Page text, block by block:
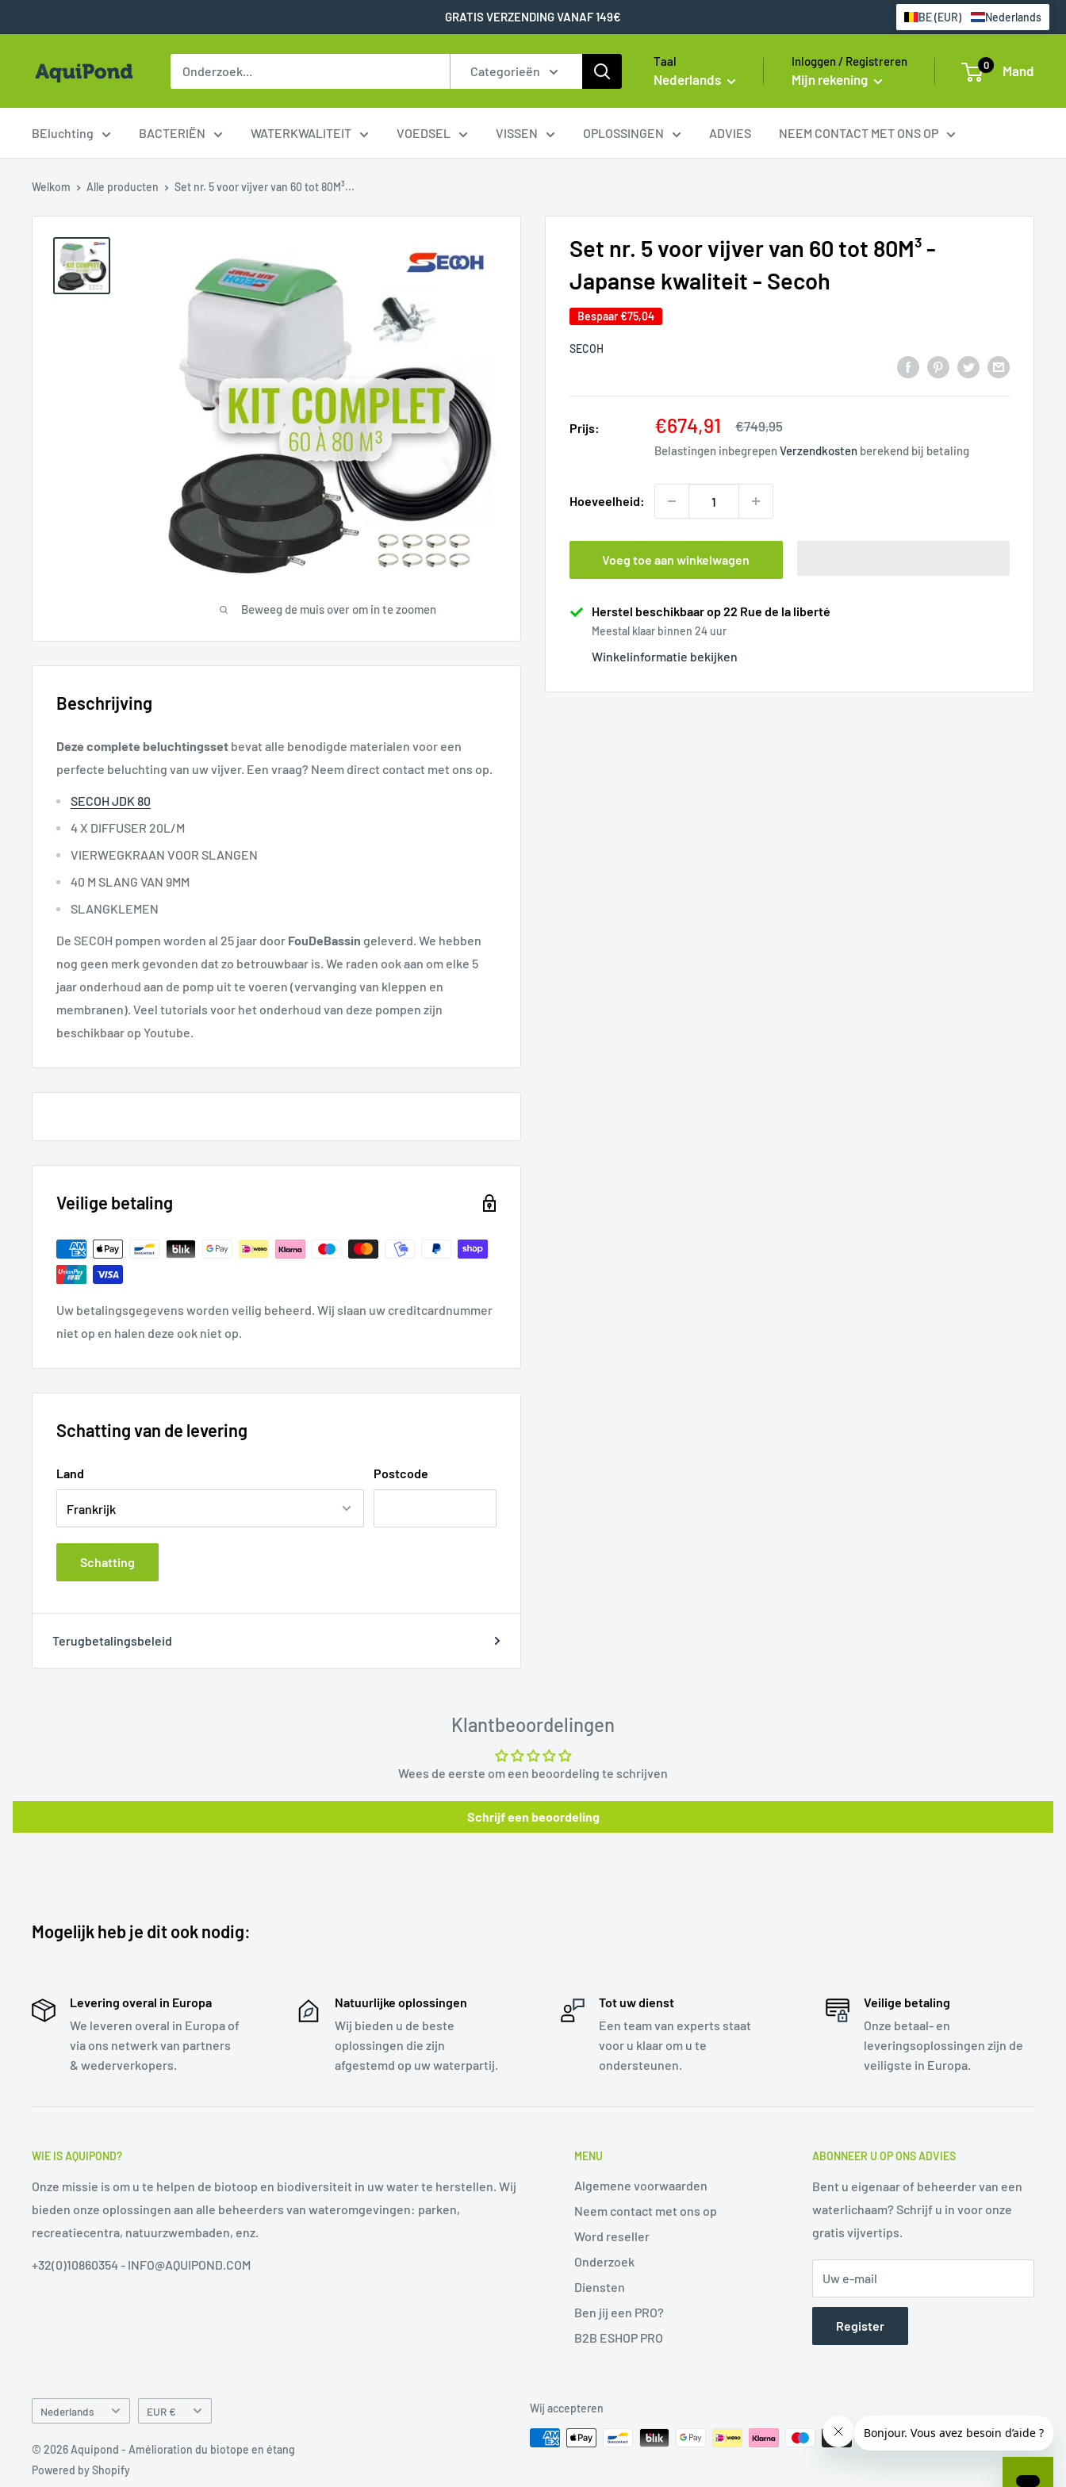
GRATIS VERZENDING VANAF 149€
Aquipond - Amélioration du biotope en étang Categorieën
Taal
Nederlands
Inloggen / Registreren
Mijn rekening
0 Mand
BEluchting BACTERIËN WATERKWALITEIT VOEDSEL VISSEN OPLOSSINGEN ADVIES NEEM CONTACT MET ONS OP
Welkom Alle producten Set nr. 5 voor vijver van 60 tot 80M³...
Beweeg de muis over om in te zoomen
Set nr. 5 voor vijver van 60 tot 80M³ -
Japanse kwaliteit - Secoh
Bespaar€75,04
SECOH
Prijs: Verlaagde prijs
€674,91 Normale prijs
€749,95
Belastingen inbegrepen Verzendkosten berekend bij betaling
Hoeveelheid:
Voeg toe aan winkelwagen
Herstel beschikbaar op 22 Rue de la liberté
Meestal klaar binnen 24 uur
Winkelinformatie bekijken
Beschrijving
Deze complete beluchtingsset bevat alle benodigde materialen voor een
perfecte beluchting van uw vijver. Een vraag? Neem direct contact met ons op.
SECOH JDK 80
4 X DIFFUSER 20L/M
VIERWEGKRAAN VOOR SLANGEN
40 M SLANG VAN 9MM
SLANGKLEMEN
De SECOH pompen worden al 25 jaar door FouDeBassin geleverd. We hebben
nog geen merk gevonden dat zo betrouwbaar is. We raden ook aan om elke 5
jaar onderhoud aan de pomp uit te voeren (vervanging van kleppen en
membranen). Veel tutorials voor het onderhoud van deze pompen zijn
beschikbaar op Youtube.
Veilige betaling
Uw betalingsgegevens worden veilig beheerd. Wij slaan uw creditcardnummer
niet op en halen deze ook niet op.
Schatting van de levering
Land Postcode
Schatting
Terugbetalingsbeleid
Klantbeoordelingen
Wees de eerste om een beoordeling te schrijven
Schrijf een beoordeling
Mogelijk heb je dit ook nodig:
Levering overal in Europa
We leveren overal in Europa of
via ons netwerk van partners
& wederverkopers.
Natuurlijke oplossingen
Wij bieden u de beste
oplossingen die zijn
afgestemd op uw waterpartij.
Tot uw dienst
Een team van experts staat
voor u klaar om u te
ondersteunen.
Veilige betaling
Onze betaal- en
leveringsoplossingen zijn de
veiligste in Europa.
WIE IS AQUIPOND?
Onze missie is om u te helpen de biotoop en biodiversiteit in uw water te herstellen. Wij
bieden onze oplossingen aan alle beheerders van wateromgevingen: parken,
recreatiecentra, natuurzwembaden, enz.
+32(0)10860354 - INFO@AQUIPOND.COM
MENU
Algemene voorwaarden
Neem contact met ons op
Word reseller
Onderzoek
Diensten
Ben jij een PRO?
B2B ESHOP PRO
ABONNEER U OP ONS ADVIES
Bent u eigenaar of beheerder van een
waterlichaam? Schrijf u in voor onze
gratis vijvertips.
Uw e-mail
Register
Taal
Nederlands Munteenheid
EUR €
© 2026 Aquipond - Amélioration du biotope en étang
Powered by Shopify
Wij accepteren
BE (EUR) Nederlands